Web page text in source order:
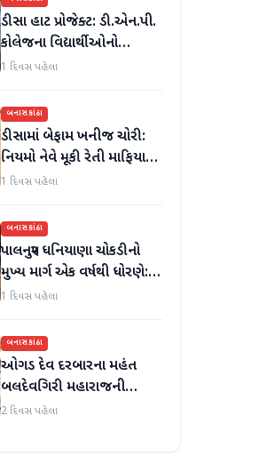
ડીસા હાટ પ્રોજેક્ટ: ડી.એન.પી.
કોલેજના વિદ્યાર્થીઓનો
ઉત્સાહભેર સહયોગ
1 દિવસ પહેલા
બનાસકાંઠા
ડીસામાં બેફામ ખનીજ ચોરી:
નિયમો નેવે મૂકી રેતી માફિયાઓ
સક્રિય, તંત્ર સામે સવાલો
1 દિવસ પહેલા
બનાસકાંઠા
પાલનપુર ધનિયાણા ચોકડીનો
મુખ્ય માર્ગ એક વર્ષથી ધોરણે:
ગટરલાઇન પછી રસ્તો ન
1 દિવસ પહેલા
બનાસકાંઠા
ઓગડ દેવ દરબારના મહંત
બલદેવગિરી મહારાજની
અટકાયત બાદ જામીન પર
2 દિવસ પહેલા